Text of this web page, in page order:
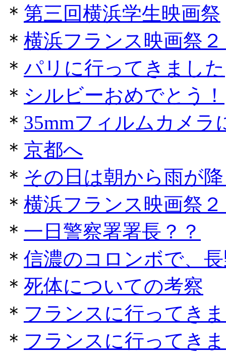
＊ 第三回横浜学生映画祭
＊ 横浜フランス映画祭
＊ パリに行ってきました
＊ シルビーおめでとう！
＊ 35mmフィルムカメラ
＊ 京都へ
＊ その日は朝から雨が
＊ 横浜フランス映画祭
＊ 一日警察署署長？？
＊ 信濃のコロンボで、
＊ 死体についての考察
＊ フランスに行ってき
＊ フランスに行ってき